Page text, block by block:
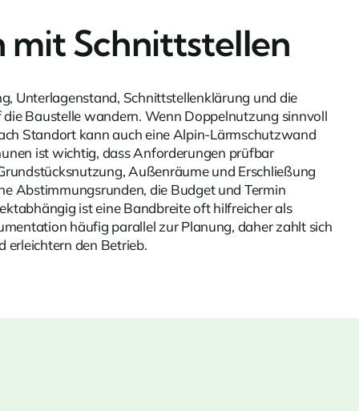
mit Schnittstellen
Unterlagenstand, Schnittstellenklärung und die
Baustelle wandern. Wenn Doppelnutzung sinnvoll
Standort kann auch eine Alpin-Lärmschutzwand
ist wichtig, dass Anforderungen prüfbar
Außenräume und Erschließung
Abstimmungsrunden, die Budget und Termin
ist eine Bandbreite oft hilfreicher als
häufig parallel zur Planung, daher zahlt sich
erleichtern den Betrieb.